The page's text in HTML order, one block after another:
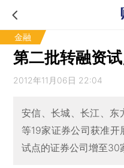
金融
第二批转融资
2012年11月06日 22:04
安信、长城、长江、东
等19家证券公司获准
试点的证券公司增至30